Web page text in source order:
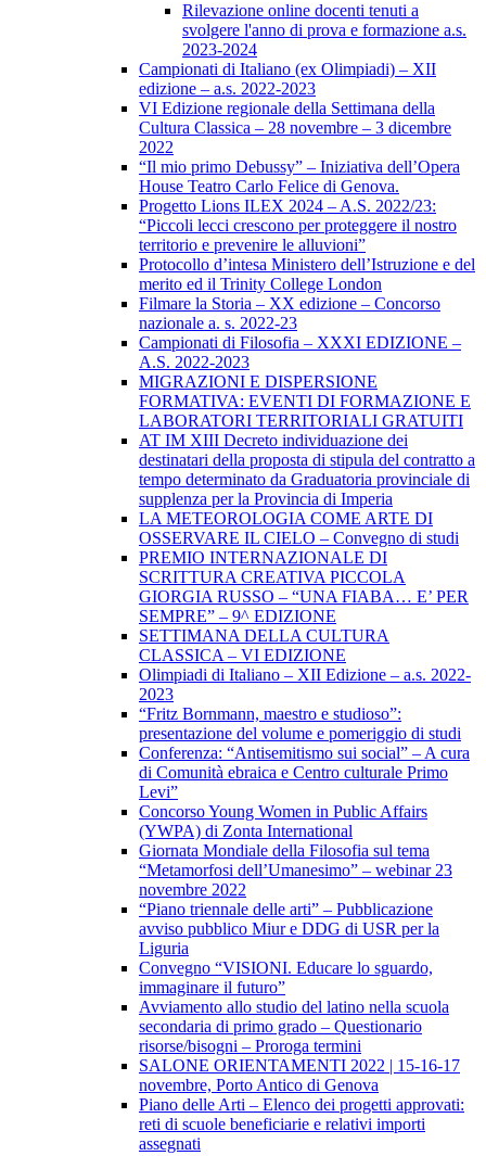
Rilevazione online docenti tenuti a
svolgere l'anno di prova e formazione a.s.
2023-2024
Campionati di Italiano (ex Olimpiadi) – XII
edizione – a.s. 2022-2023
VI Edizione regionale della Settimana della
Cultura Classica – 28 novembre – 3 dicembre
2022
“Il mio primo Debussy” – Iniziativa dell’Opera
House Teatro Carlo Felice di Genova.
Progetto Lions ILEX 2024 – A.S. 2022/23:
“Piccoli lecci crescono per proteggere il nostro
territorio e prevenire le alluvioni”
Protocollo d’intesa Ministero dell’Istruzione e del
merito ed il Trinity College London
Filmare la Storia – XX edizione – Concorso
nazionale a. s. 2022-23
Campionati di Filosofia – XXXI EDIZIONE –
A.S. 2022-2023
MIGRAZIONI E DISPERSIONE
FORMATIVA: EVENTI DI FORMAZIONE E
LABORATORI TERRITORIALI GRATUITI
AT IM XIII Decreto individuazione dei
destinatari della proposta di stipula del contratto a
tempo determinato da Graduatoria provinciale di
supplenza per la Provincia di Imperia
LA METEOROLOGIA COME ARTE DI
OSSERVARE IL CIELO – Convegno di studi
PREMIO INTERNAZIONALE DI
SCRITTURA CREATIVA PICCOLA
GIORGIA RUSSO – “UNA FIABA… E’ PER
SEMPRE” – 9^ EDIZIONE
SETTIMANA DELLA CULTURA
CLASSICA – VI EDIZIONE
Olimpiadi di Italiano – XII Edizione – a.s. 2022-
2023
“Fritz Bornmann, maestro e studioso”:
presentazione del volume e pomeriggio di studi
Conferenza: “Antisemitismo sui social” – A cura
di Comunità ebraica e Centro culturale Primo
Levi”
Concorso Young Women in Public Affairs
(YWPA) di Zonta International
Giornata Mondiale della Filosofia sul tema
“Metamorfosi dell’Umanesimo” – webinar 23
novembre 2022
“Piano triennale delle arti” – Pubblicazione
avviso pubblico Miur e DDG di USR per la
Liguria
Convegno “VISIONI. Educare lo sguardo,
immaginare il futuro”
Avviamento allo studio del latino nella scuola
secondaria di primo grado – Questionario
risorse/bisogni – Proroga termini
SALONE ORIENTAMENTI 2022 | 15-16-17
novembre, Porto Antico di Genova
Piano delle Arti – Elenco dei progetti approvati:
reti di scuole beneficiarie e relativi importi
assegnati